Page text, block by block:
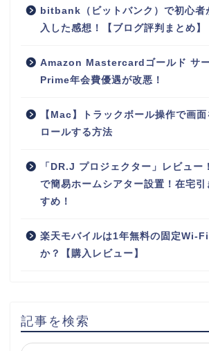
bitbank（ビットバンク）で初心者
入した感想！【ブログ評判まとめ】
Amazon Mastercardゴールド サ
Prime年会費優遇が改悪！
【Mac】トラックボール操作で画
ロールする方法
「DR.J プロジェクター」レビュー
で簡易ホームシアター設置！在宅引
すめ！
楽天モバイルは1年無料の固定Wi-
か？【購入レビュー】
記事を検索